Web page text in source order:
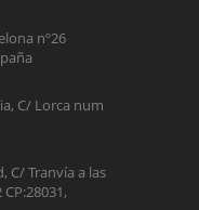
nº26
C/ Lorca num
C/ Tranvía a las